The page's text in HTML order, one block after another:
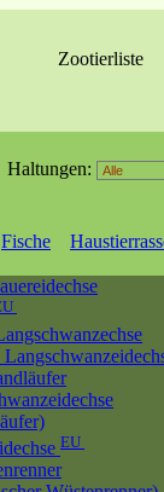
Zootierliste
Haltungen:
Fische
EU